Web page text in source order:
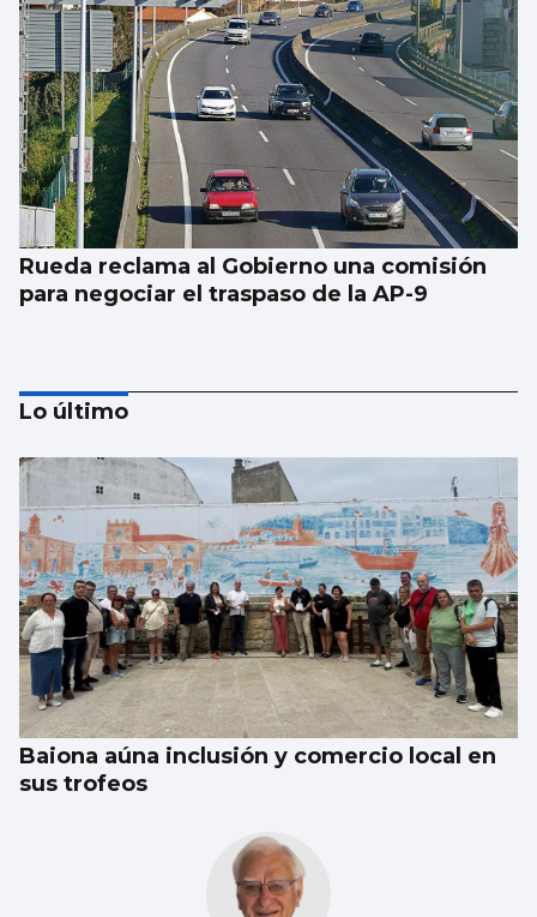
Rueda reclama al Gobierno una comisión
para negociar el traspaso de la AP-9
Vivienda y dependencia, ejes de los
presupuestos gallegos de 2027
Lo último
Baiona aúna inclusión y comercio local en
sus trofeos